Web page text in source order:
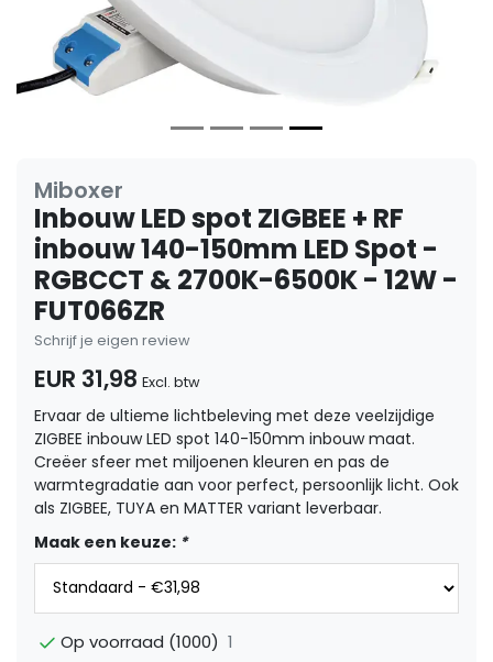
Miboxer
Inbouw LED spot ZIGBEE + RF
inbouw 140-150mm LED Spot -
RGBCCT & 2700K-6500K - 12W -
FUT066ZR
Schrijf je eigen review
EUR 31,98 Excl. btw
Ervaar de ultieme lichtbeleving met deze veelzijdige
ZIGBEE inbouw LED spot 140-150mm inbouw maat.
Creëer sfeer met miljoenen kleuren en pas de
warmtegradatie aan voor perfect, persoonlijk licht. Ook
als ZIGBEE, TUYA en MATTER variant leverbaar.
Maak een keuze: *
Op voorraad (1000) 1